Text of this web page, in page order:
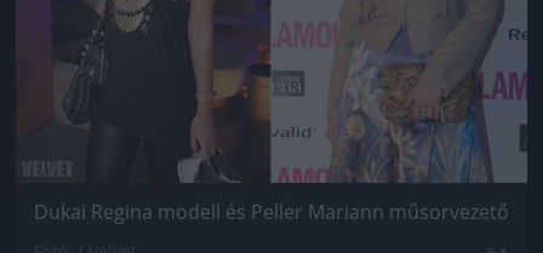
Dukai Regina modell és Peller Mariann műsorvezető